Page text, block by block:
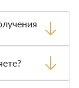
если
то